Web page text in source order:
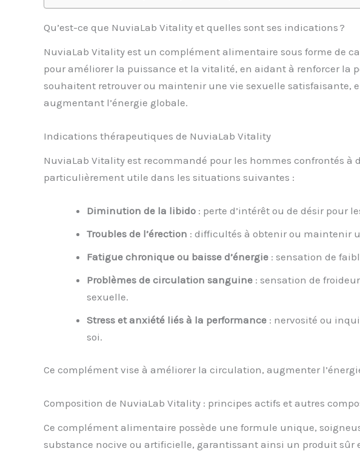
Qu’est-ce que NuviaLab Vitality et quelles sont ses indications ?
NuviaLab Vitality est un complément alimentaire sous forme de
pour améliorer la puissance et la vitalité, en aidant à renforcer la
souhaitent retrouver ou maintenir une vie sexuelle satisfaisante,
augmentant l’énergie globale.
Indications thérapeutiques de NuviaLab Vitality
NuviaLab Vitality est recommandé pour les hommes confrontés
particulièrement utile dans les situations suivantes :
Diminution de la libido : perte d’intérêt ou de désir pour
Troubles de l’érection : difficultés à obtenir ou maintenir
Fatigue chronique ou baisse d’énergie : sensation de
Problèmes de circulation sanguine : sensation de
sexuelle.
Stress et anxiété liés à la performance : nervosité ou
soi.
Ce complément vise à améliorer la circulation, augmenter
Composition de NuviaLab Vitality : principes actifs et autres
Ce complément alimentaire possède une formule unique,
substance nocive ou artificielle, garantissant ainsi un produit